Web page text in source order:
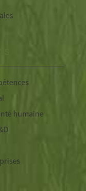
humaine